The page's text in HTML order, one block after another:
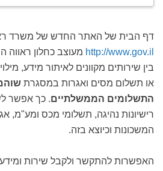
דף הבית של האתר החדש של משרד
http://www.gov.il מעוצב כחלון ראווה
בין שירותים מקוונים לאיתור מידע,
או תשלום מסים ואגרות במסגרת
התשלומים הממשלתיים. כך אפשר
רישיונות נהיגה, תשלומי מכס ומע"מ,
המשכונות וכיוצא בזה.
האפשרות להתקשר ולקבל שירות